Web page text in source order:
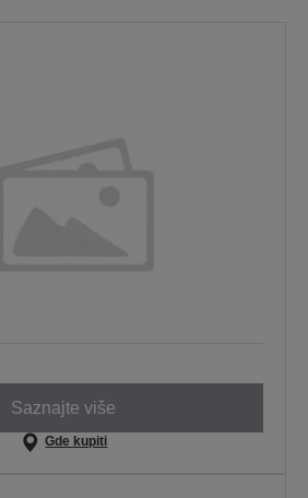
Saznajte više
Gde kupiti